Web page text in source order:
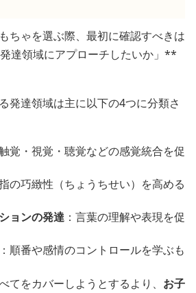
ちゃを選ぶ際、最初に確認すべきは
達領域にアプローチしたいか」**
発達領域は主に以下の4つに分類さ
触覚・視覚・聴覚などの感覚統合を促
の巧緻性（ちょうちせい）を高める
ョンの発達 ：言葉の理解や表現を促
：順番や感情のコントロールを学ぶも
てをカバーしようとするより、 お子